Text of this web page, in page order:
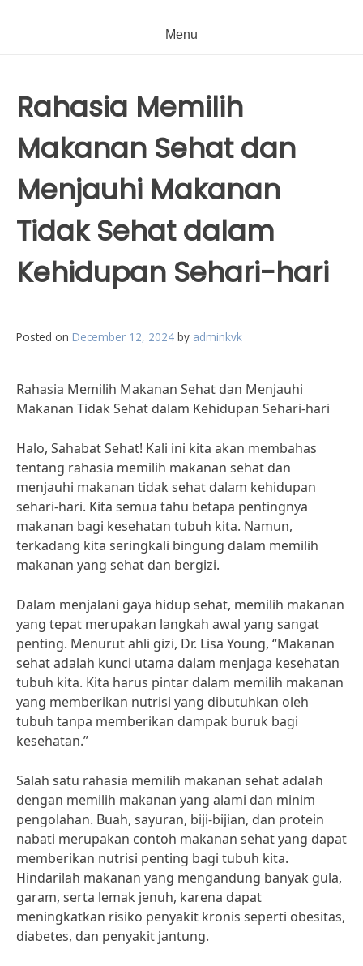
Menu
Rahasia Memilih
Makanan Sehat dan
Menjauhi Makanan
Tidak Sehat dalam
Kehidupan Sehari-hari
Posted on December 12, 2024 by adminkvk
Rahasia Memilih Makanan Sehat dan Menjauhi
Makanan Tidak Sehat dalam Kehidupan Sehari-hari
Halo, Sahabat Sehat! Kali ini kita akan membahas
tentang rahasia memilih makanan sehat dan
menjauhi makanan tidak sehat dalam kehidupan
sehari-hari. Kita semua tahu betapa pentingnya
makanan bagi kesehatan tubuh kita. Namun,
terkadang kita seringkali bingung dalam memilih
makanan yang sehat dan bergizi.
Dalam menjalani gaya hidup sehat, memilih makanan
yang tepat merupakan langkah awal yang sangat
penting. Menurut ahli gizi, Dr. Lisa Young, “Makanan
sehat adalah kunci utama dalam menjaga kesehatan
tubuh kita. Kita harus pintar dalam memilih makanan
yang memberikan nutrisi yang dibutuhkan oleh
tubuh tanpa memberikan dampak buruk bagi
kesehatan.”
Salah satu rahasia memilih makanan sehat adalah
dengan memilih makanan yang alami dan minim
pengolahan. Buah, sayuran, biji-bijian, dan protein
nabati merupakan contoh makanan sehat yang dapat
memberikan nutrisi penting bagi tubuh kita.
Hindarilah makanan yang mengandung banyak gula,
garam, serta lemak jenuh, karena dapat
meningkatkan risiko penyakit kronis seperti obesitas,
diabetes, dan penyakit jantung.